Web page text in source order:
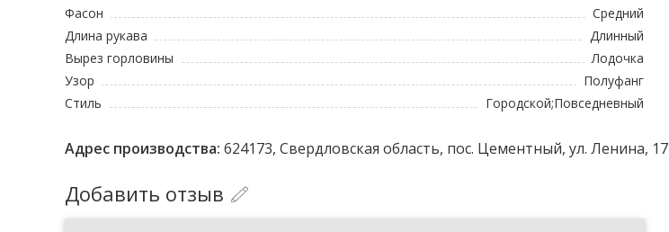
Фасон
Средний
Длина рукава
Длинный
Вырез горловины
Лодочка
Узор
Полуфанг
Стиль
Городской;Повседневный
Адрес производства: 624173, Свердловская область, пос. Цементный, ул. Ленина, 17
Добавить отзыв